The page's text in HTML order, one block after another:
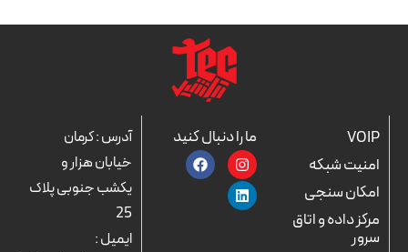
VOIP
امنیت شبکه
امکان سنجی
مرکز داده و اتاق
سرور
ما را دنبال کنید
I
n
s
t
a
F
a
c
L
i
n
k
e
آدرس : کرمان
خیابان هزار و
یکشب جنوبی پلاک
25
ایمیل :